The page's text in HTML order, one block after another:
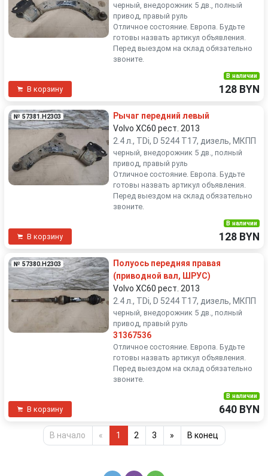
черный, внедорожник 5 дв., полный
привод, правый руль
Отличное состояние. Европа. Будьте
готовы назвать артикул объявления.
Перед выездом на склад обязательно
звоните.
В корзину
В наличии
128 BYN
№ 57381.H2303
Рычаг передний левый
Volvo XC60 рест. 2013
2.4 л., TDi, D 5244 T17, дизель, МКПП
черный, внедорожник 5 дв., полный
привод, правый руль
Отличное состояние. Европа. Будьте
готовы назвать артикул объявления.
Перед выездом на склад обязательно
звоните.
В корзину
В наличии
128 BYN
№ 57380.H2303
Полуось передняя правая
(приводной вал, ШРУС)
Volvo XC60 рест. 2013
2.4 л., TDi, D 5244 T17, дизель, МКПП
черный, внедорожник 5 дв., полный
привод, правый руль
31367536
Отличное состояние. Европа. Будьте
готовы назвать артикул объявления.
Перед выездом на склад обязательно
звоните.
В корзину
В наличии
640 BYN
В начало « 1 2 3 » В конец